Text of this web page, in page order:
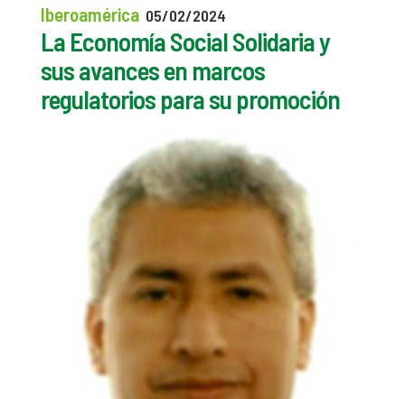
Iberoamérica 05/02/2024
La Economía Social Solidaria y
sus avances en marcos
regulatorios para su promoción